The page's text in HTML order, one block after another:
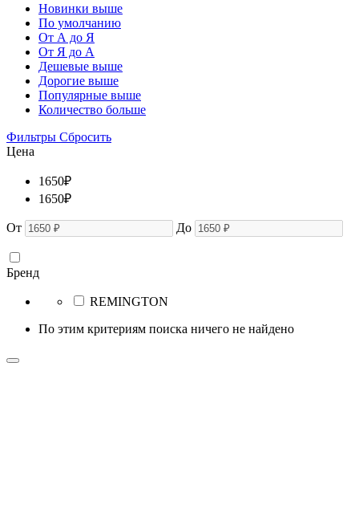
Новинки выше
По умолчанию
От А до Я
От Я до А
Дешевые выше
Дорогие выше
Популярные выше
Количество больше
Фильтры Сбросить
Цена
1650₽
1650₽
От До
Бренд
REMINGTON
По этим критериям поиска ничего не найдено